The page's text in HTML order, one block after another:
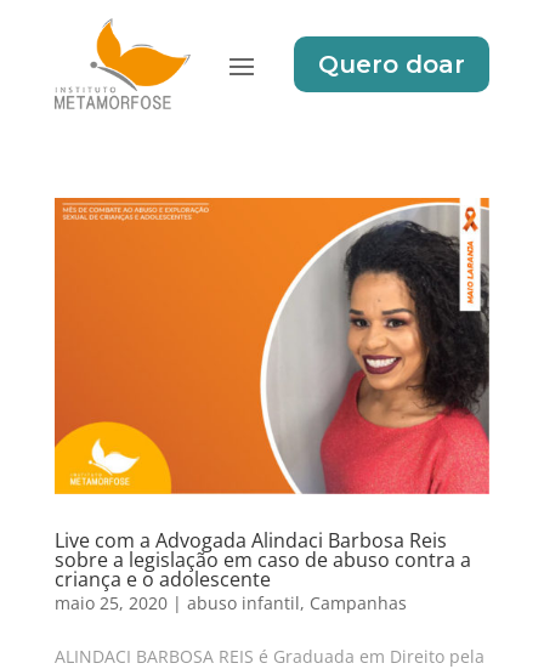
Quero doar
Live com a Advogada Alindaci Barbosa Reis
sobre a legislação em caso de abuso contra a
criança e o adolescente
maio 25, 2020| abuso infantil, Campanhas
ALINDACI BARBOSA REIS é Graduada em Direito pela